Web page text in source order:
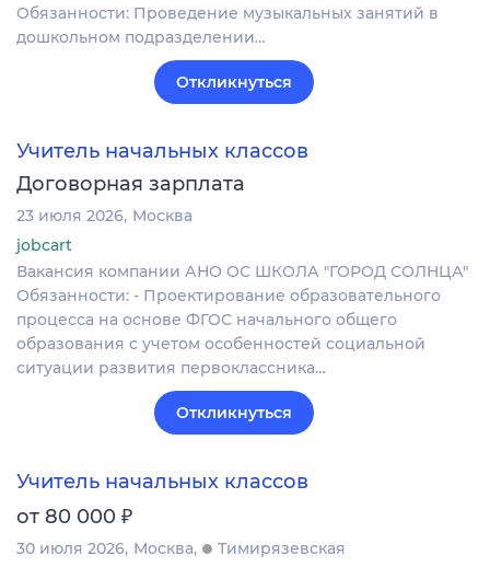
Обязанности: Проведение музыкальных занятий в
дошкольном подразделении…
Откликнуться
Учитель начальных классов
Договорная зарплата
23 июля 2026 Москва
jobcart
Вакансия компании АНО ОС ШКОЛА "ГОРОД СОЛНЦА"
Обязанности: - Проектирование образовательного
процесса на основе ФГОС начального общего
образования с учетом особенностей социальной
ситуации развития первоклассника…
Откликнуться
Учитель начальных классов
от 80 000 ₽
30 июля 2026 Москва Тимирязевская